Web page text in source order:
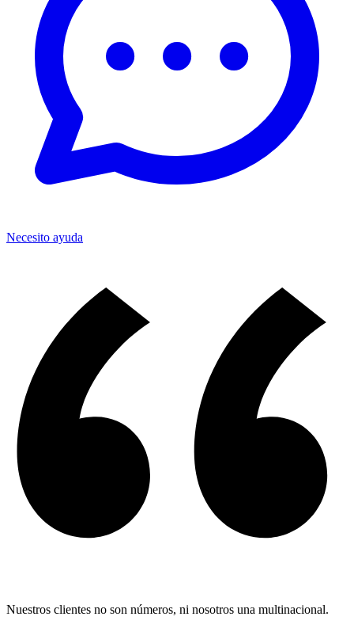
Necesito ayuda
Nuestros clientes no son números, ni nosotros una multinacional.